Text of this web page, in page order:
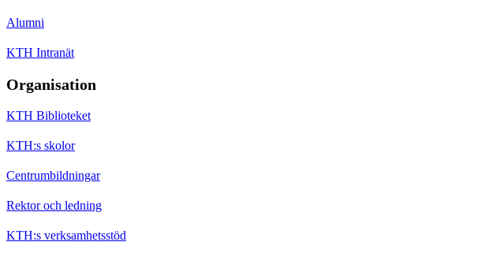
Alumni
KTH Intranät
Organisation
KTH Biblioteket
KTH:s skolor
Centrumbildningar
Rektor och ledning
KTH:s verksamhetsstöd